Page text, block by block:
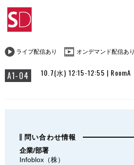
ライブ配信あり オンデマンド配信あり
A1-04 10.7(水) 12:15-12:55 | RoomA
問い合わせ情報
企業/部署
Infoblox（株）